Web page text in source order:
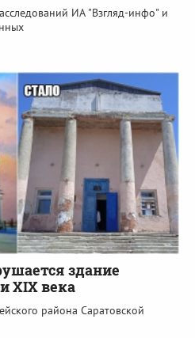
ИА "Взгляд-инфо" и
здание
XIX века
района Саратовской